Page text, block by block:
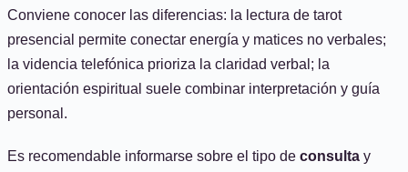
Conviene conocer las diferencias: la lectura de tarot
presencial permite conectar energía y matices no verbales;
la videncia telefónica prioriza la claridad verbal; la
orientación espiritual suele combinar interpretación y guía
personal.
Es recomendable informarse sobre el tipo de consulta y